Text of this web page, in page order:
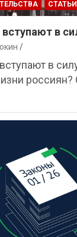
СТАТЬИ
в
в
россиян?